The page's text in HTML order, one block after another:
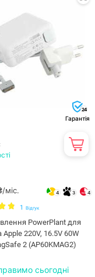
24
Гарантія
/міс. 4 3 4
1 Відгук
PowerPlant для
Apple 220V, 16.5V 60W
2 (AP60KMAG2)
сьогодні